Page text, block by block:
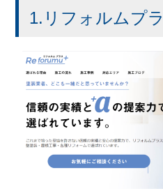
1.リフォルムプ